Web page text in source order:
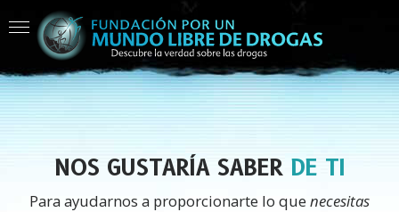
NOS GUSTARÍA SABER DE TI
Para ayudarnos a proporcionarte lo quenecesitas